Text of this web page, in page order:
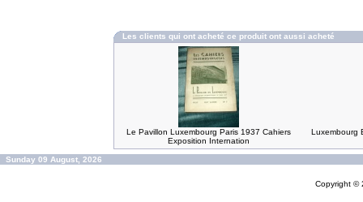
Les clients qui ont acheté ce produit ont aussi acheté
Le Pavillon Luxembourg Paris 1937 Cahiers
Exposition Internation
Luxembourg
Sunday 09 August, 2026
Copyright ©